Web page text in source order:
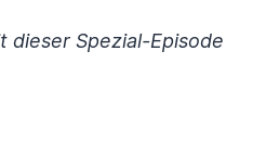
dieser Spezial-Episode